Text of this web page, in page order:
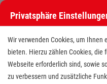
Privatsphäre
Wir verwenden Cookies, um Ihnen
bieten. Hierzu zählen Cookies,
Webseite erforderlich sind, sowie
zu verbessern und zusätzliche